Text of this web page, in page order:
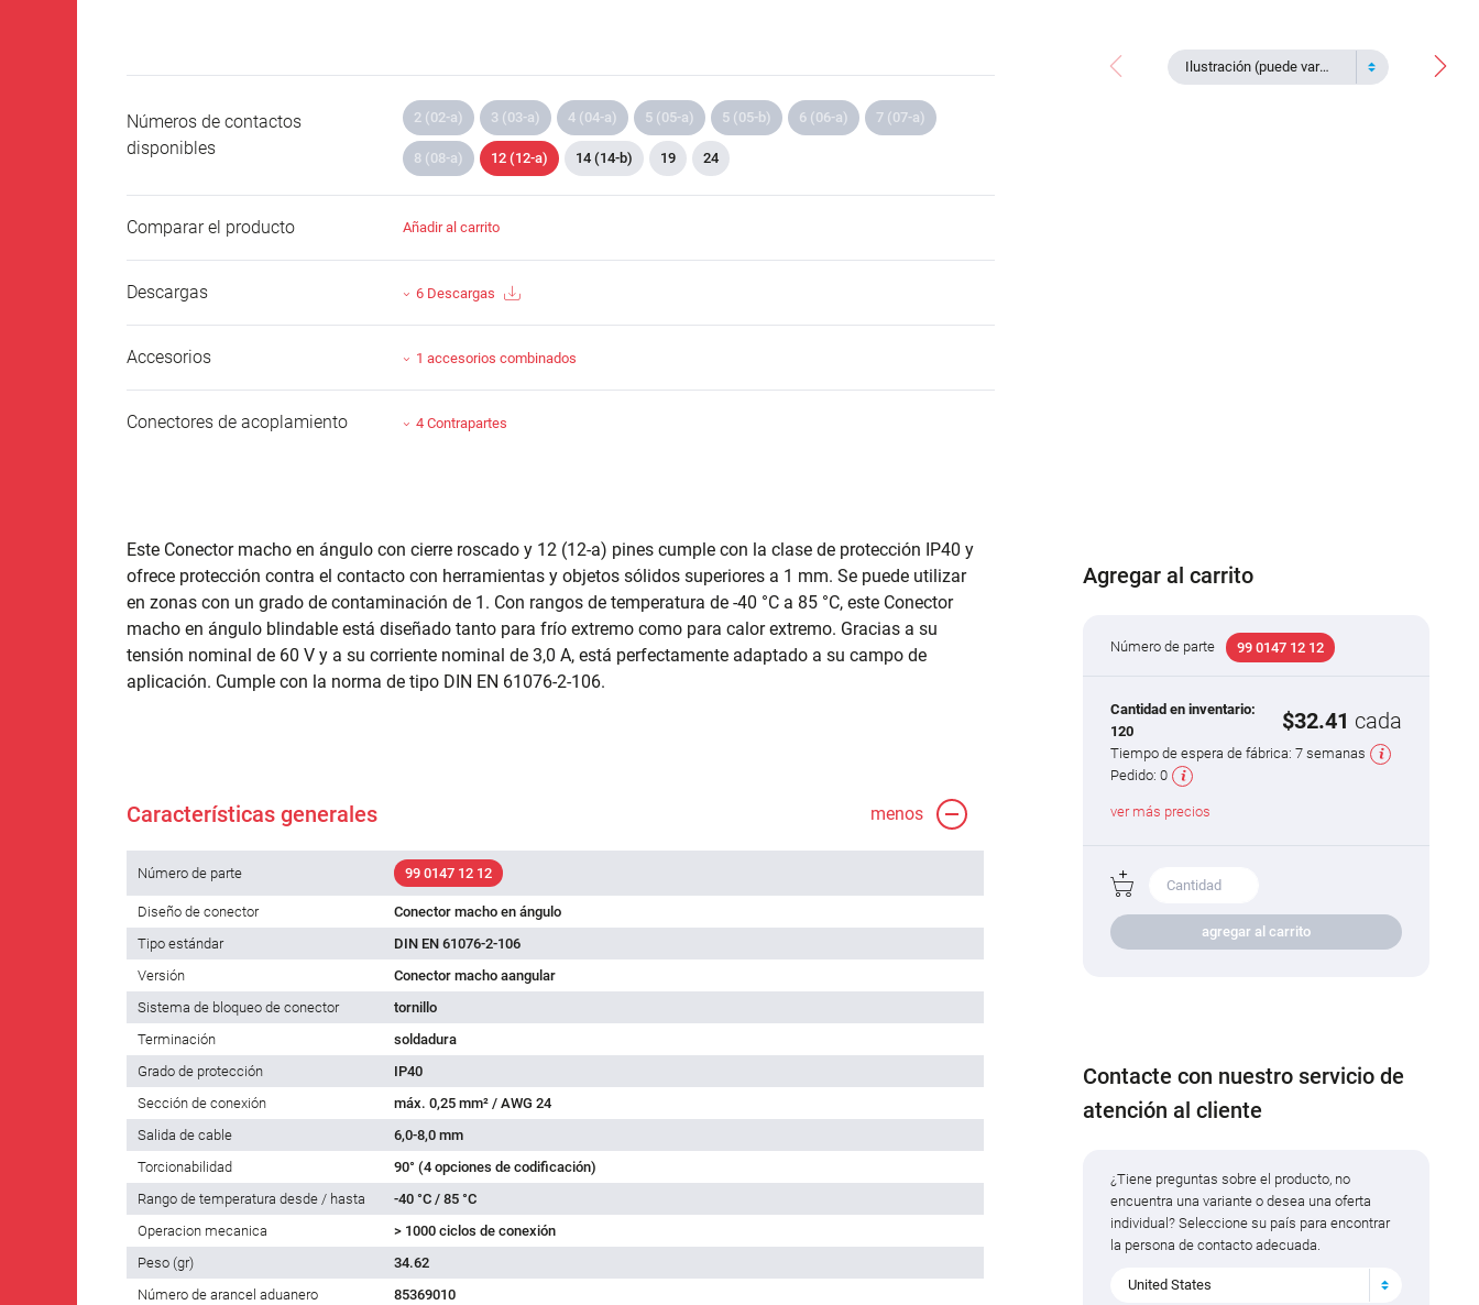
Ilustración (puede variar)
Números de contactos
disponibles
2 (02-a) 3 (03-a) 4 (04-a) 5 (05-a) 5 (05-b) 6 (06-a) 7 (07-a)
8 (08-a) 12 (12-a) 14 (14-b) 19 24
Comparar el producto Añadir al carrito
Descargas 6 Descargas
Accesorios 1 accesorios combinados
Conectores de acoplamiento 4 Contrapartes
Este Conector macho en ángulo con cierre roscado y 12 (12-a) pines cumple con la clase de protección IP40 y
ofrece protección contra el contacto con herramientas y objetos sólidos superiores a 1 mm. Se puede utilizar
en zonas con un grado de contaminación de 1. Con rangos de temperatura de -40 °C a 85 °C, este Conector
macho en ángulo blindable está diseñado tanto para frío extremo como para calor extremo. Gracias a su
tensión nominal de 60 V y a su corriente nominal de 3,0 A, está perfectamente adaptado a su campo de
aplicación. Cumple con la norma de tipo DIN EN 61076-2-106.
Características generales menos
Número de parte 99 0147 12 12
Diseño de conector
Conector macho en ángulo
Tipo estándar
DIN EN 61076-2-106
Versión
Conector macho aangular
Sistema de bloqueo de conector
tornillo
Terminación
soldadura
Grado de protección
IP40
Sección de conexión
máx. 0,25 mm² / AWG 24
Salida de cable
6,0-8,0 mm
Torcionabilidad
90° (4 opciones de codificación)
Rango de temperatura desde / hasta
-40 °C / 85 °C
Operacion mecanica
> 1000 ciclos de conexión
Peso (gr)
34.62
Número de arancel aduanero
85369010
Agregar al carrito
Número de parte 99 0147 12 12
Cantidad en inventario:
120
$32.41 cada
Tiempo de espera de fábrica:7 semanas
Pedido:0
ver más precios
agregar al carrito
Contacte con nuestro servicio de
atención al cliente
¿Tiene preguntas sobre el producto, no
encuentra una variante o desea una oferta
individual? Seleccione su país para encontrar
la persona de contacto adecuada.
United States